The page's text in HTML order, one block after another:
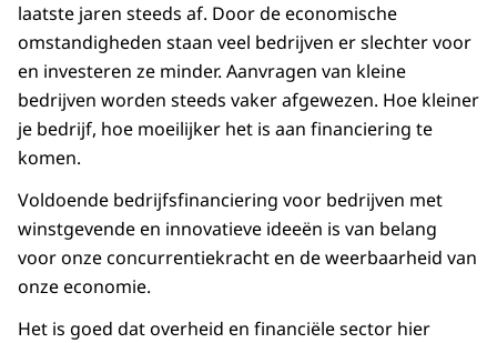
laatste jaren steeds af. Door de economische
omstandigheden staan veel bedrijven er slechter voor
en investeren ze minder. Aanvragen van kleine
bedrijven worden steeds vaker afgewezen. Hoe kleiner
je bedrijf, hoe moeilijker het is aan financiering te
komen.
Voldoende bedrijfsfinanciering voor bedrijven met
winstgevende en innovatieve ideeën is van belang
voor onze concurrentiekracht en de weerbaarheid van
onze economie.
Het is goed dat overheid en financiële sector hier